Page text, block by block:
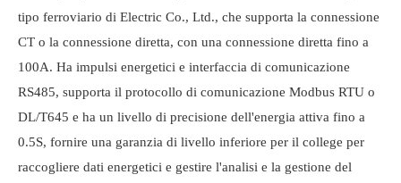
tipo ferroviario di Electric Co., Ltd., che supporta la connessione
CT o la connessione diretta, con una connessione diretta fino a
100A. Ha impulsi energetici e interfaccia di comunicazione
RS485, supporta il protocollo di comunicazione Modbus RTU o
DL/T645 e ha un livello di precisione dell'energia attiva fino a
0.5S, fornire una garanzia di livello inferiore per il college per
raccogliere dati energetici e gestire l'analisi e la gestione del